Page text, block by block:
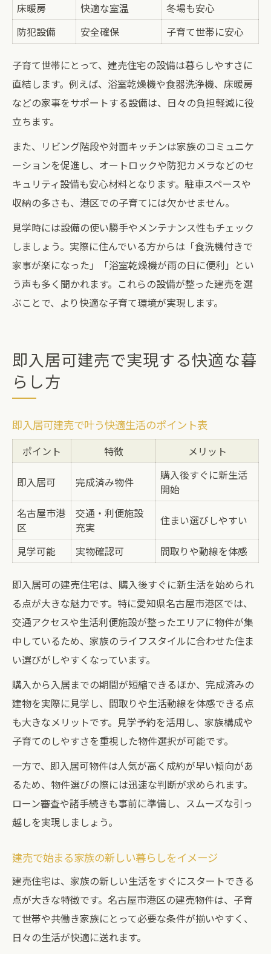
床暖房
快適な室温
冬場も安心
防犯設備
安全確保 子育て世帯に安心
子育て世帯にとって、建売住宅の設備は暮らしやすさに
直結します。例えば、浴室乾燥機や食器洗浄機、床暖房
などの家事をサポートする設備は、日々の負担軽減に役
立ちます。
また、リビング階段や対面キッチンは家族のコミュニケ
ーションを促進し、オートロックや防犯カメラなどのセ
キュリティ設備も安心材料となります。駐車スペースや
収納の多さも、港区での子育てには欠かせません。
見学時には設備の使い勝手やメンテナンス性もチェック
しましょう。実際に住んでいる方からは「食洗機付きで
家事が楽になった」「浴室乾燥機が雨の日に便利」とい
う声も多く聞かれます。これらの設備が整った建売を選
ぶことで、より快適な子育て環境が実現します。
即入居可建売で実現する快適な暮
らし方
即入居可建売で叶う快適生活のポイント表
ポイント 特徴 メリット
即入居可 完成済み物件
購入後すぐに新生活
開始
名古屋市港
区
交通・利便施設
充実
住まい選びしやすい
見学可能 実物確認可 間取りや動線を体感
即入居可の建売住宅は、購入後すぐに新生活を始められ
る点が大きな魅力です。特に愛知県名古屋市港区では、
交通アクセスや生活利便施設が整ったエリアに物件が集
中しているため、家族のライフスタイルに合わせた住ま
い選びがしやすくなっています。
購入から入居までの期間が短縮できるほか、完成済みの
建物を実際に見学し、間取りや生活動線を体感できる点
も大きなメリットです。見学予約を活用し、家族構成や
子育てのしやすさを重視した物件選択が可能です。
一方で、即入居可物件は人気が高く成約が早い傾向があ
るため、物件選びの際には迅速な判断が求められます。
ローン審査や諸手続きも事前に準備し、スムーズな引っ
越しを実現しましょう。
建売で始まる家族の新しい暮らしをイメージ
建売住宅は、家族の新しい生活をすぐにスタートできる
点が大きな特徴です。名古屋市港区の建売物件は、子育
て世帯や共働き家族にとって必要な条件が揃いやすく、
日々の生活が快適に送れます。